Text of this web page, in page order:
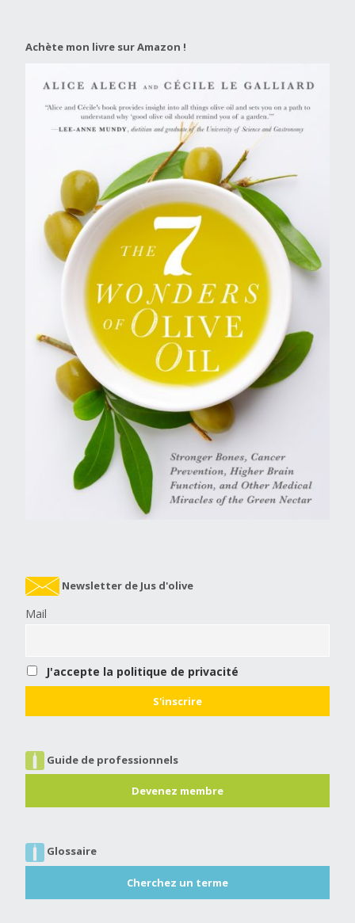
Achète mon livre sur Amazon !
Newsletter de Jus d'olive
Mail
J'accepte la politique de privacité
Guide de professionnels
Devenez membre
Glossaire
Cherchez un terme